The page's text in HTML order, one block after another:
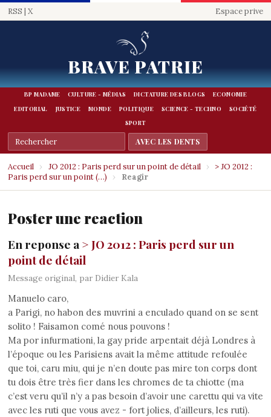
RSS | X Espace prive
BRAVE PATRIE
BP MADAME CULTURE - MÉDIAS DICTATURE DES BLOGS
ECONOMIE
EDITORIAL
JUSTICE MONDE POLITIQUE SCIENCE - TECHNO
SOCIÉTÉ
SPORT
Accueil › JO 2012 : Paris perd sur un point de détail ›
> JO 2012 :
Paris perd sur un point (…)
› Reagir
Poster une reaction
En reponse a > JO 2012 : Paris perd sur un
point de détail
Message original, par Didier Kala
Manuelo caro,
a Parigi, no habon des muvrini a enculado quand on se sent
solito ! Faisamon comé nous pouvons !
Ma por infurmationi, la gay pride arpentait déjà Londres à
l’époque ou les Parisiens avait la même attitude refoulée
que toi, caru miu, qui je n’en doute pas mire ton corps dont
tu dois être très fier dans les chromes de ta chiotte (ma
c’est veru qu’il n’y a pas besoin d’avoir une carettu qui va vite
avec les ruti que vous avez - fort jolies, d’ailleurs, les ruti).